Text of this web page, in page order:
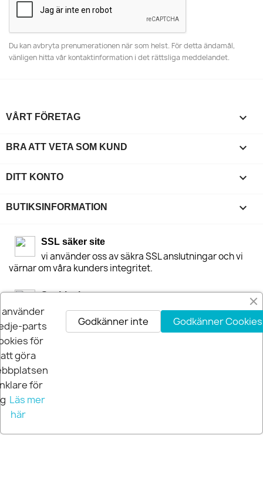
Du kan avbryta prenumerationen när som helst. För detta ändamål,
vänligen hitta vår kontaktinformation i det rättsliga meddelandet.
VÅRT FÖRETAG 
BRA ATT VETA SOM KUND 
DITT KONTO 
BUTIKSINFORMATION keyboard_arrow_down
SSL säker site
vi använder oss av säkra SSL anslutningar och vi
värnar om våra kunders integritet.
Snabba leveranser
Vi har lager i Sverige och skickar normalt 1-2
vardagar efter beställningen via DHL eller Postnord
dagar.
använder
parts
för
att göra
för
Läs mer
här
Godkänner Cookies
Godkänner inte